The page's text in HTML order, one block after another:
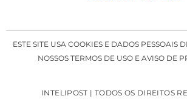
ESTE SITE USA COOKIES E DADOS PESSOAIS
NOSSOS TERMOS DE USO E AVISO DE
INTELIPOST | TODOS OS DIREITOS